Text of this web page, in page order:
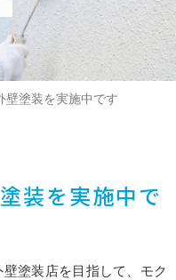
壁塗装を実施中です
装を実施中で
塗装店を目指して、モク